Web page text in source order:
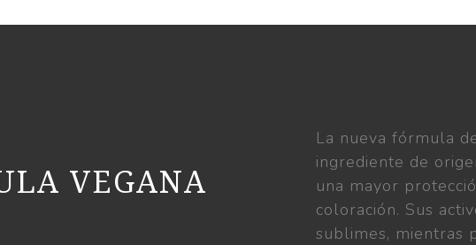
VEGANA
La nueva fórmula
ingrediente de
una mayor
coloración. Sus
sublimes, mientras